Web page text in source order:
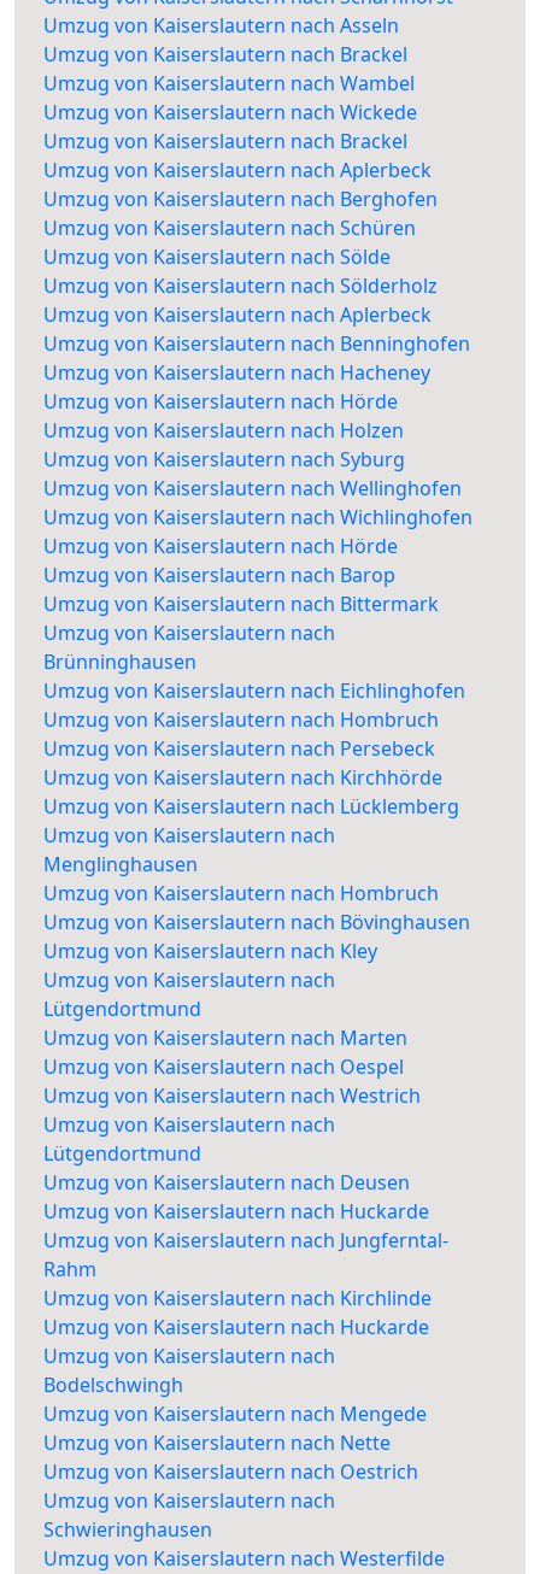
Umzug von Kaiserslautern nach Asseln
Umzug von Kaiserslautern nach Brackel
Umzug von Kaiserslautern nach Wambel
Umzug von Kaiserslautern nach Wickede
Umzug von Kaiserslautern nach Brackel
Umzug von Kaiserslautern nach Aplerbeck
Umzug von Kaiserslautern nach Berghofen
Umzug von Kaiserslautern nach Schüren
Umzug von Kaiserslautern nach Sölde
Umzug von Kaiserslautern nach Sölderholz
Umzug von Kaiserslautern nach Aplerbeck
Umzug von Kaiserslautern nach Benninghofen
Umzug von Kaiserslautern nach Hacheney
Umzug von Kaiserslautern nach Hörde
Umzug von Kaiserslautern nach Holzen
Umzug von Kaiserslautern nach Syburg
Umzug von Kaiserslautern nach Wellinghofen
Umzug von Kaiserslautern nach Wichlinghofen
Umzug von Kaiserslautern nach Hörde
Umzug von Kaiserslautern nach Barop
Umzug von Kaiserslautern nach Bittermark
Umzug von Kaiserslautern nach
Brünninghausen
Umzug von Kaiserslautern nach Eichlinghofen
Umzug von Kaiserslautern nach Hombruch
Umzug von Kaiserslautern nach Persebeck
Umzug von Kaiserslautern nach Kirchhörde
Umzug von Kaiserslautern nach Lücklemberg
Umzug von Kaiserslautern nach
Menglinghausen
Umzug von Kaiserslautern nach Hombruch
Umzug von Kaiserslautern nach Bövinghausen
Umzug von Kaiserslautern nach Kley
Umzug von Kaiserslautern nach
Lütgendortmund
Umzug von Kaiserslautern nach Marten
Umzug von Kaiserslautern nach Oespel
Umzug von Kaiserslautern nach Westrich
Umzug von Kaiserslautern nach
Lütgendortmund
Umzug von Kaiserslautern nach Deusen
Umzug von Kaiserslautern nach Huckarde
Umzug von Kaiserslautern nach Jungferntal-
Rahm
Umzug von Kaiserslautern nach Kirchlinde
Umzug von Kaiserslautern nach Huckarde
Umzug von Kaiserslautern nach
Bodelschwingh
Umzug von Kaiserslautern nach Mengede
Umzug von Kaiserslautern nach Nette
Umzug von Kaiserslautern nach Oestrich
Umzug von Kaiserslautern nach
Schwieringhausen
Umzug von Kaiserslautern nach Westerfilde